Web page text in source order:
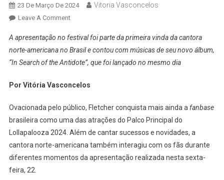
23 De Março De 2024 Vitoria Vasconcelos
Leave A CommentOn
É
Ovacionada
Pelos
Em
Momentos
De
Seu
Show
No
A apresentação no festival foi parte da primeira vinda da cantora
norte-americana no Brasil e contou com músicas de seu novo álbum,
“In Search of the Antidote”, que foi lançado no mesmo dia
Por Vitória Vasconcelos
Ovacionada pelo público, Fletcher conquista mais ainda a fanbase
brasileira como uma das atrações do Palco Principal do
Lollapalooza 2024. Além de cantar sucessos e novidades, a
cantora norte-americana também interagiu com os fãs durante
diferentes momentos da apresentação realizada nesta sexta-
feira, 22.